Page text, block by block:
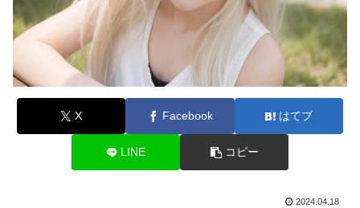
X Facebook はてブ
LINE コピー
2024.04.18